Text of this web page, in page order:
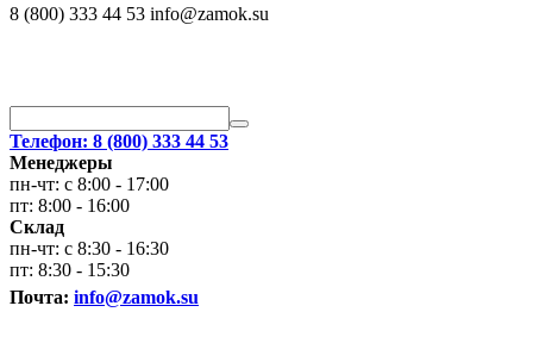
8 (800) 333 44 53 info@zamok.su
Телефон: 8 (800) 333 44 53
Менеджеры
пн-чт: с 8:00 - 17:00
пт: 8:00 - 16:00
Склад
пн-чт: с 8:30 - 16:30
пт: 8:30 - 15:30
Почта: info@zamok.su